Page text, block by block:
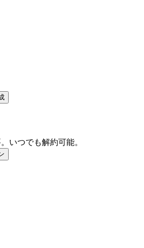
いつでも解約可能。